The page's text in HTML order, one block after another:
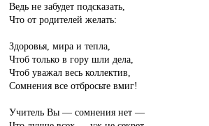
Ведь не забудет подсказать,
Что от родителей желать:
Здоровья, мира и тепла,
Чтоб только в гору шли дела,
Чтоб уважал весь коллектив,
Сомнения все отбросьте вмиг!
Учитель Вы — сомнения нет —